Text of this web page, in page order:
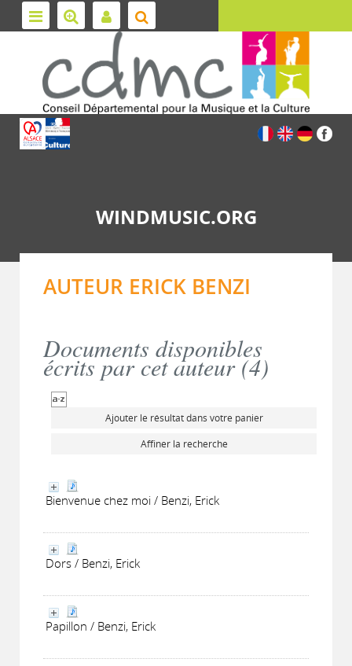
WINDMUSIC.ORG
AUTEUR ERICK BENZI
Documents disponibles
écrits par cet auteur (4)
Ajouter le résultat dans votre panier
Affiner la recherche
Bienvenue chez moi / Benzi, Erick
Dors / Benzi, Erick
Papillon / Benzi, Erick